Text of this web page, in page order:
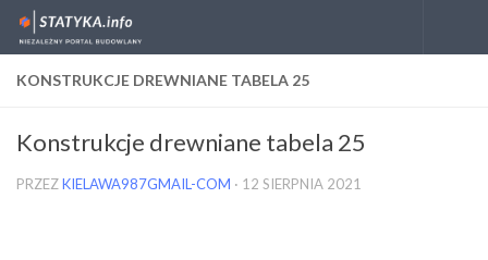
Skip to content
KONSTRUKCJE DREWNIANE TABELA 25
Konstrukcje drewniane tabela 25
PRZEZKIELAWA987GMAIL-COM · 12 SIERPNIA 2021